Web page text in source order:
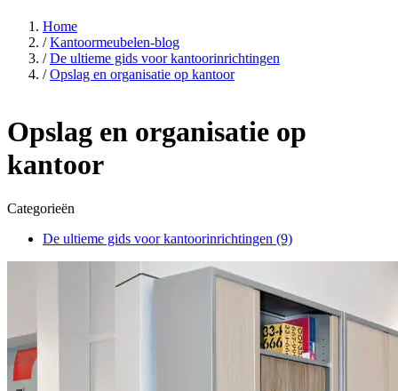
Home
/ Kantoormeubelen-blog
/ De ultieme gids voor kantoorinrichtingen
/ Opslag en organisatie op kantoor
Opslag en organisatie op
kantoor
Categorieën
De ultieme gids voor kantoorinrichtingen (9)